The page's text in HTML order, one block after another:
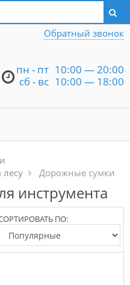
Написать директору
пн - пт 10:00 — 20:00
сб - вс 10:00 — 18:00
Обратный звонок
Дорожные сумки
инструмента
ПО: